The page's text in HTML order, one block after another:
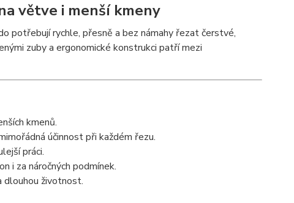
větve i menší kmeny
potřebují rychle, přesně a bez námahy řezat čerstvé,
zuby a ergonomické konstrukci patří mezi
kmenů.
účinnost při každém řezu.
práci.
i za náročných podmínek.
dlouhou životnost.